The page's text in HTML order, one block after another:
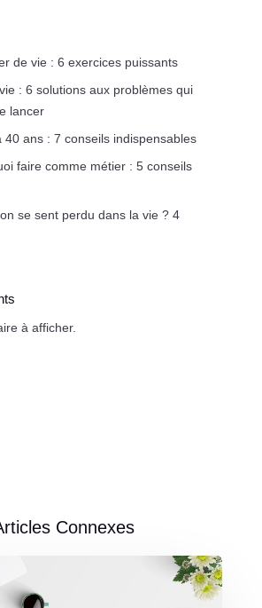
de vie : 6 exercices puissants
: 6 solutions aux problèmes qui
lancer
40 ans : 7 conseils indispensables
faire comme métier : 5 conseils
se sent perdu dans la vie ? 4
à afficher.
Connexes